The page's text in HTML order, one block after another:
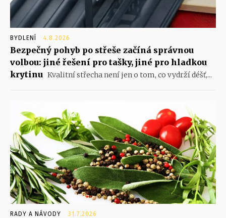
BYDLENÍ 4.8.2026
Bezpečný pohyb po střeše začíná správnou
volbou: jiné řešení pro tašky, jiné pro hladkou
krytinu Kvalitní střecha není jen o tom, co vydrží déšť,...
RADY A NÁVODY 31.7.2026